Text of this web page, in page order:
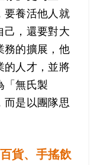
要養活他人就
己，還要對大
務的擴展，他
的人才，並將
「無氏製
而是以團隊思
貨、手搖飲